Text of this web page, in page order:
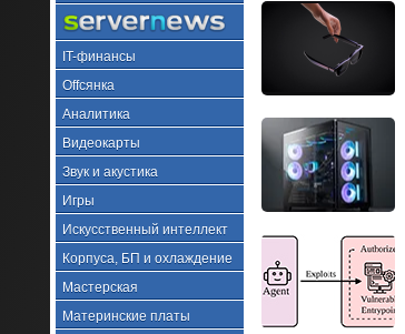
IT-финансы
Offсянка
Аналитика
Видеокарты
Звук и акустика
Игры
Искусственный интеллект
Корпуса, БП и охлаждение
Мастерская
Материнские платы